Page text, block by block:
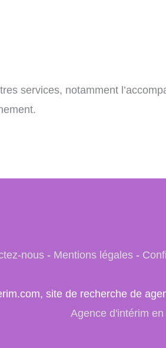
services, notamment
nous- Mentions légales-
site de recherche de
Agence d'intérim